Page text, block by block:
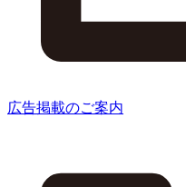
広告掲載のご案内